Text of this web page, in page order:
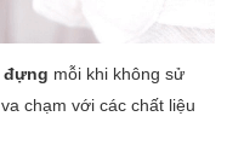
đựng mỗi khi không sử
chạm với các chất liệu